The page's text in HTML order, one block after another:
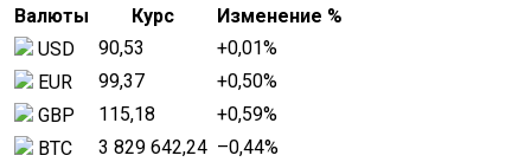
Валюты Курс
Изменение %
USD
90,53 +0,01%
EUR
99,37 +0,50%
GBP
115,18 +0,59%
BTC
3 829 642,24 –0,44%